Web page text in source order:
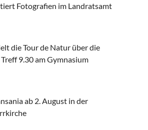
Fotografien im Landratsamt
die Tour de Natur über die
9.30 am Gymnasium
ab 2. August in der